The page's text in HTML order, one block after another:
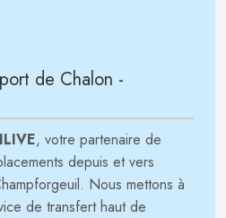
de Chalon -
, votre partenaire de
depuis et vers
Nous mettons à
de transfert haut de